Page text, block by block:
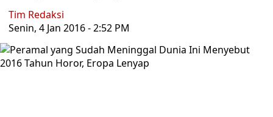
Tim Redaksi
Senin, 4 Jan 2016 - 2:52 PM